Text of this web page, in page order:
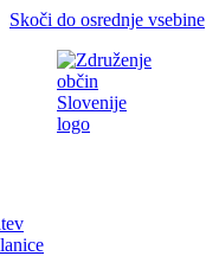
Skoči do osrednje vsebine